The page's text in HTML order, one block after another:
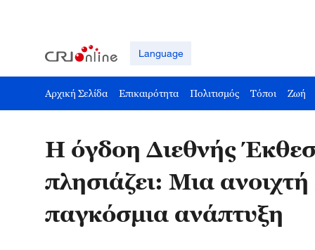
Language
Αρχική Σελίδα Επικαιρότητα Πολιτισμός Τόποι Ζωή
Η όγδοη Διεθνής
πλησιάζει: Μια ανοιχτή
παγκόσμια ανάπτυξη